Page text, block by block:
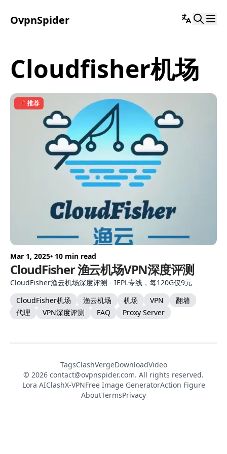
OvpnSpider
cloudfisher机场
📌 推荐
Mar 1, 2025• 10 min read
CloudFisher 渔云机场VPN深度评测
CloudFisher渔云机场深度评测 - IEPL专线，每120G仅9元
CloudFisher机场
渔云机场 机场 VPN
翻墙
代理
VPN深度评测 FAQ Proxy Server
TagsClashVergeDownloadVideo
© 2026 contact@ovpnspider.com. All rights reserved.
Lora AIClashX-VPNFree Image GeneratorAction Figure
AboutTermsPrivacy